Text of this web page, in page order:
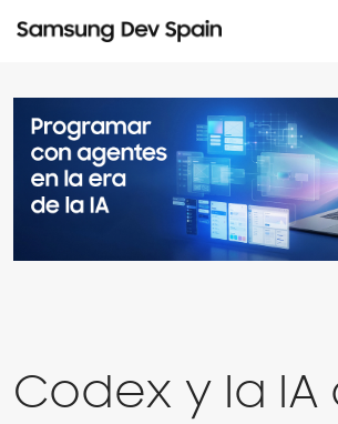
Formación
Eventos
Codex y la IA